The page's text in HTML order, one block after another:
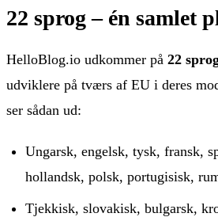
22 sprog – én samlet
HelloBlog.io udkommer på 22
udviklere på tværs af EU i deres
ser sådan ud:
Ungarsk, engelsk, tysk, fransk,
hollandsk, polsk, portugisisk,
Tjekkisk, slovakisk, bulgarsk,